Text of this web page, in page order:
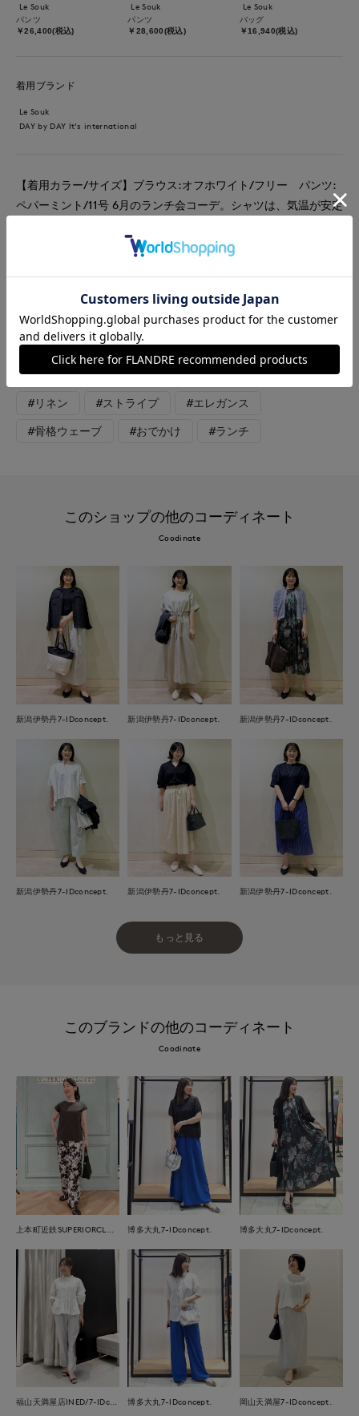
Le Souk
パンツ
￥26,400(税込)
Le Souk
パンツ
￥28,600(税込)
Le Souk
バッグ
￥16,940(税込)
着用ブランド
Le Souk
DAY by DAY It's international
【着用カラー/サイズ】ブラウス:オフホワイト/フリー パンツ:
ペパーミント/11号 6月のランチ会コーデ。シャツは、気温が安定
が上がっても安心です。襟が小さくスッキリ見えするデザインで
しく感じるほどサラッと快適です。
#スペシャルプライス #カットソー #ブラウス
#パンツ #休日 #大きいサイズ #コットン
#リネン #ストライプ #エレガンス
#骨格ウェーブ #おでかけ #ランチ
このショップの他のコーディネート
Coodinate
新潟伊勢丹7-IDconcept. 新潟伊勢丹7-IDconcept. 新潟伊勢丹7-IDconcept.
新潟伊勢丹7-IDconcept. 新潟伊勢丹7-IDconcept. 新潟伊勢丹7-IDconcept.
もっと見る
このブランドの他のコーディネート
Coodinate
博多大丸7-IDconcept. 博多大丸7-IDconcept.
博多大丸7-IDconcept. 岡山天満屋7-IDconcept.